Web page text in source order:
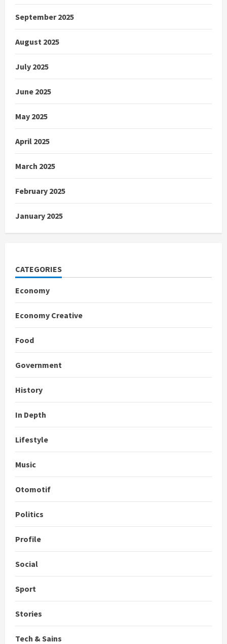
September 2025
August 2025
July 2025
June 2025
May 2025
April 2025
March 2025
February 2025
January 2025
CATEGORIES
Economy
Economy Creative
Food
Government
History
In Depth
Lifestyle
Music
Otomotif
Politics
Profile
Social
Sport
Stories
Tech & Sains